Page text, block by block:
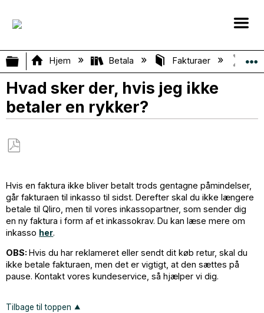
Vis/skjul global hierarki
Hjem Betala Fakturaer
Hvad sker der, hvis jeg ikke
betaler en rykker?
PDF
Hvis en faktura ikke bliver betalt trods gentagne påmindelser,
går fakturaen til inkasso til sidst. Derefter skal du ikke længere
betale til Qliro, men til vores inkassopartner, som sender dig
en ny faktura i form af et inkassokrav. Du kan læse mere om
inkasso her.
OBS:Hvis du har reklameret eller sendt dit køb retur, skal du
ikke betale fakturaen, men det er vigtigt, at den sættes på
pause. Kontakt vores kundeservice, så hjælper vi dig.
Tilbage til toppen